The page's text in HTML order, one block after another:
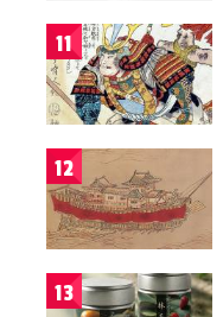
11
12
13